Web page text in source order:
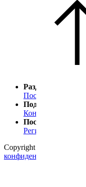
Разделы сайта
Последние новости
Поддержка
Контакты
Посетителю
Регистрация
Copyright © 2024
конфиденциальности